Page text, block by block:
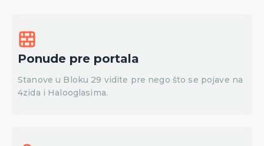
Ponude pre portala
Stanove u Bloku 29 vidite pre nego što se pojave na
4zida i Halooglasima.